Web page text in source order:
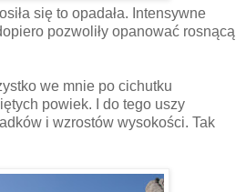
się to opadała. Intensywne
pozwoliły opanować rosnącą
we mnie po cichutku
powiek. I do tego uszy
i wzrostów wysokości. Tak